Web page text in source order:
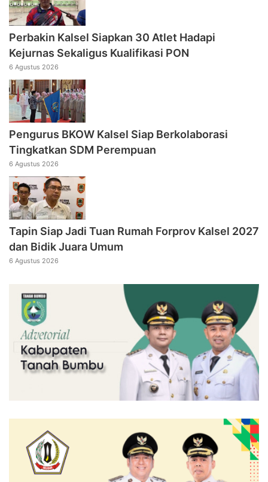
Perbakin Kalsel Siapkan 30 Atlet Hadapi
Kejurnas Sekaligus Kualifikasi PON
6 Agustus 2026
Pengurus BKOW Kalsel Siap Berkolaborasi
Tingkatkan SDM Perempuan
6 Agustus 2026
Tapin Siap Jadi Tuan Rumah Forprov Kalsel 2027
dan Bidik Juara Umum
6 Agustus 2026